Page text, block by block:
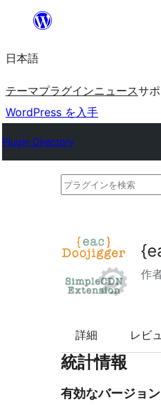
を
ッ
プ
日本語
テーマプラグインニュースサ
WordPress を入手
Plugin Directory
プ
イ
を
作
詳細 レビ
統計情報
有効なバージョン